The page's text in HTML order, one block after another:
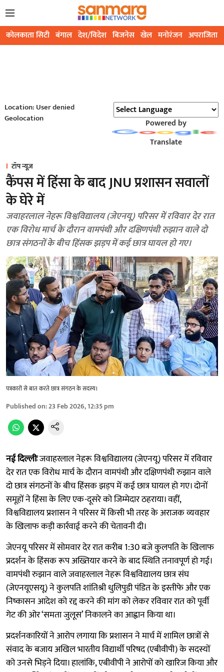
कोलकाता सिटी बंगाल देश/विदेश बिजनेस खेल मनोरंजन अपराजिता
Location: User denied
Geolocation
Powered by
Translate
टॉप न्यूज़
कैंपस में हिंसा के बाद JNU प्रशासन सवालों
के घेरे में
जवाहरलाल नेहरू विश्वविद्यालय (जेएनयू) परिसर में रविवार देर रात
एक विरोध मार्च के दौरान वामपंथी और दक्षिणपंथी रुझान वाले दो
छात्र संगठनों के बीच हिंसक झड़प में कई छात्र घायल हो गए।
पत्रकारों से बात करते छात्र संगठन के सदस्य।
Published on:23 Feb 2026, 12:35 pm
नई दिल्लीःजवाहरलाल नेहरू विश्वविद्यालय (जेएनयू) परिसर में रविवार
देर रात एक विरोध मार्च के दौरान वामपंथी और दक्षिणपंथी रुझान वाले
दो छात्र संगठनों के बीच हिंसक झड़प में कई छात्र घायल हो गए। दोनों
समूहों ने हिंसा के लिए एक-दूसरे को जिम्मेदार ठहराया। वहीं,
विश्वविद्यालय प्रशासन ने परिसर में किसी भी तरह के अराजक व्यवहार
के खिलाफ कड़ी कार्रवाई करने की चेतावनी दी।
जेएनयू परिसर में सोमवार देर रात करीब 1:30 बजे कुलपति के खिलाफ
प्रदर्शन के हिंसक रूप अख्तियार करने के बाद स्थिति तनावपूर्ण हो गई।
वामपंथी रुझान वाले जवाहरलाल नेहरू विश्वविद्यालय छात्र संघ
(जेएनयूएसयू) ने कुलपति शांतिश्री धुलिपुडी पंडित के इस्तीफे और एक
निष्कासन आदेश को रद्द करने की मांग को लेकर रविवार रात को पूर्वी
गेट की ओर ‘समता जुलूस’ निकालने का आह्वान किया था।
प्रदर्शनकारियों ने आरोप लगाया कि प्रशासन ने मार्च में शामिल छात्रों से
संवाद के बजाय अखिल भारतीय विद्यार्थी परिषद (एबीवीपी) के सदस्यों
को उनसे भिड़ने दिया। हालांकि, एबीवीपी ने आरोपों को खारिज किया और